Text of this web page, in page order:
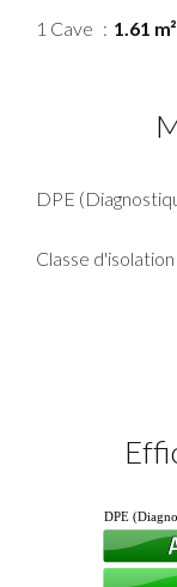
1 Cave 1.61 m²
DPE
Classe
DPE